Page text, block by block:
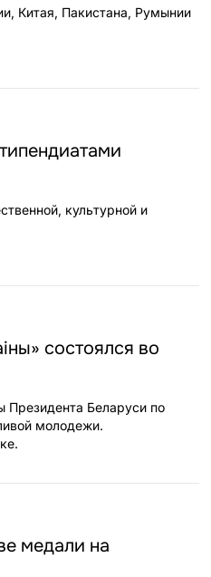
Китая, Пакистана, Румынии
культурной и
состоялся во
Президента Беларуси по
молодежи.
медали на